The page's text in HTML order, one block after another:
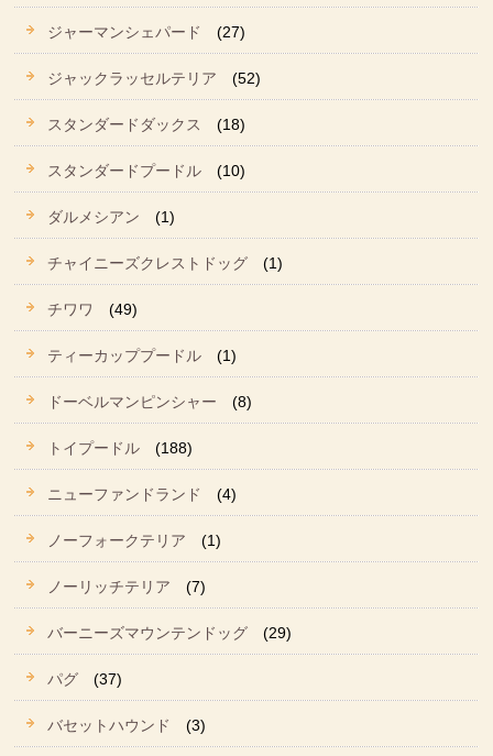
ジャーマンシェパード (27)
ジャックラッセルテリア (52)
スタンダードダックス (18)
スタンダードプードル (10)
ダルメシアン (1)
チャイニーズクレストドッグ (1)
チワワ (49)
ティーカッププードル (1)
ドーベルマンピンシャー (8)
トイプードル (188)
ニューファンドランド (4)
ノーフォークテリア (1)
ノーリッチテリア (7)
バーニーズマウンテンドッグ (29)
パグ (37)
バセットハウンド (3)